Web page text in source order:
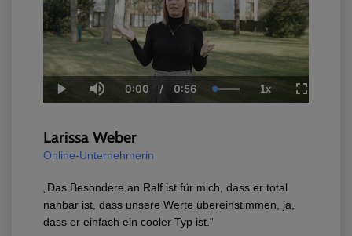
Play Mute
Current
Time
0:00 / Duration
0:56 Loaded:
100.00%
1xPlayback
Rate
Fullscreen
Larissa Weber
Online-Unternehmerin
„Das Besondere an Ralf ist für mich, dass er total
nahbar ist, dass unsere Werte übereinstimmen, ja,
dass er einfach ein cooler Typ ist.“